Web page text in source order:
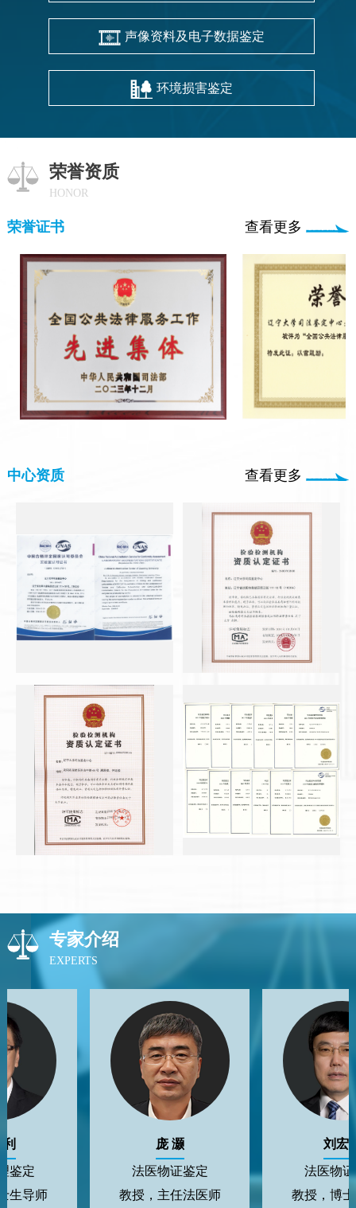
声像资料及电子数据鉴定
环境损害鉴定
荣誉资质
HONOR
荣誉证书 查看更多
中心资质 查看更多
专家介绍
EXPERTS
师
庞 灏
法医物证鉴定
教授，主任法医师
刘宏生
法医物证鉴
教授，博士生